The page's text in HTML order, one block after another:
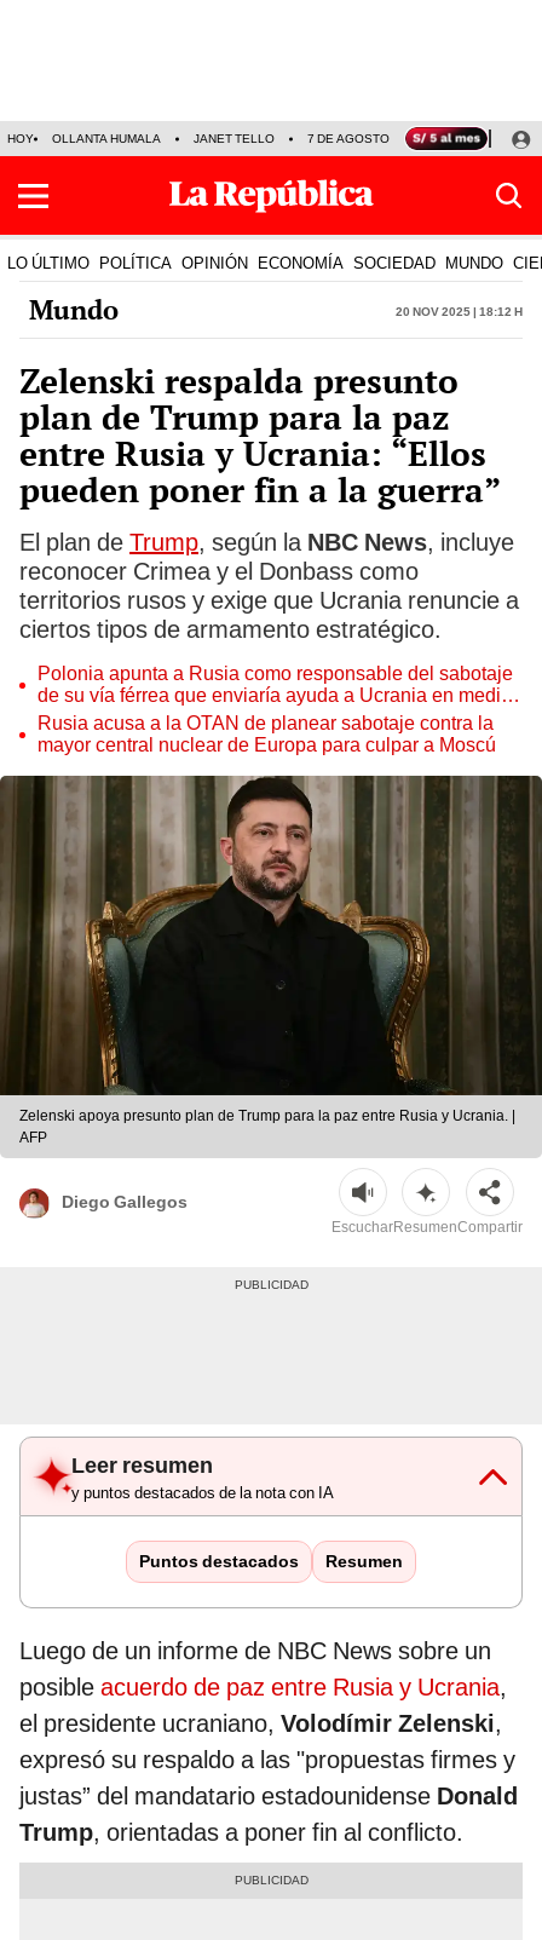
HOY OLLANTA HUMALA JANET TELLO 7 DE AGOSTO TINKA RESULTADOS
LO ÚLTIMO POLÍTICA OPINIÓN ECONOMÍA SOCIEDAD MUNDO
Mundo 20 Nov 2025 | 18:12 h
Zelenski respalda presunto
plan de Trump para la paz
entre Rusia y Ucrania: “Ellos
pueden poner fin a la guerra”
El plan de Trump, según la NBC News, incluye
reconocer Crimea y el Donbass como
territorios rusos y exige que Ucrania renuncie a
ciertos tipos de armamento estratégico.
Polonia apunta a Rusia como responsable del sabotaje
de su vía férrea que enviaría ayuda a Ucrania en medio
de la guerra
Rusia acusa a la OTAN de planear sabotaje contra la
mayor central nuclear de Europa para culpar a Moscú
Zelenski apoya presunto plan de Trump para la paz entre Rusia y Ucrania. |
AFP
Diego Gallegos
EscucharResumenCompartir
Leer resumen
y puntos destacados de la nota con IA
Puntos destacados Resumen
Luego de un informe de NBC News sobre un
posible acuerdo de paz entre Rusia y Ucrania,
el presidente ucraniano, Volodímir Zelenski,
expresó su respaldo a las "propuestas firmes y
justas” del mandatario estadounidense Donald
Trump, orientadas a poner fin al conflicto.